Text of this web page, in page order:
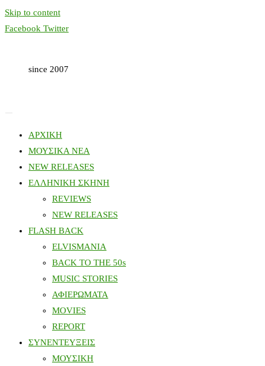
Skip to content
Facebook Twitter
since 2007
ΑΡΧΙΚΗ
ΜΟΥΣΙΚΑ ΝΕΑ
NEW RELEASES
ΕΛΛΗΝΙΚΗ ΣΚΗΝΗ
REVIEWS
NEW RELEASES
FLASH BACK
ELVISMANIA
BACK TO THE 50s
MUSIC STORIES
ΑΦΙΕΡΩΜΑΤΑ
MOVIES
REPORT
ΣΥΝΕΝΤΕΥΞΕΙΣ
ΜΟΥΣΙΚΗ